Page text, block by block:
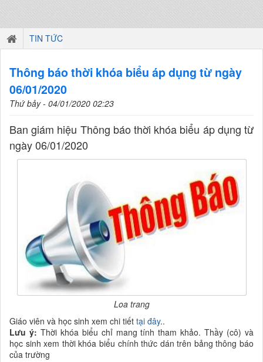
TIN TỨC
Thông báo thời khóa biểu áp dụng từ ngày
06/01/2020
Thứ bảy - 04/01/2020 02:23
Ban giám hiệu Thông báo thời khóa biểu áp dụng từ
ngày 06/01/2020
Loa trang
Giáo viên và học sinh xem chi tiết tại đây..
Lưu ý: Thời khóa biểu chỉ mang tính tham khảo. Thầy (cô) và
học sinh xem thời khóa biểu chính thức dán trên bảng thông báo
của trường